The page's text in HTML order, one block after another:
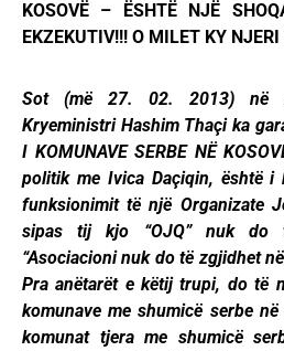
KOSOVË – ËSHTË NJË
EKZEKUTIV!!! O MILET KY
Sot (më 27. 02. 2013) në
Kryeministri Hashim Thaçi ka
I KOMUNAVE SERBE NË
politik me Ivica Daçiqin, është i
funksionimit të një Organizate
sipas tij kjo “OJQ” nuk do
“Asociacioni nuk do të zgjidhet
Pra anëtarët e këtij trupi, do të
komunave me shumicë serbe
komunat tjera me shumicë